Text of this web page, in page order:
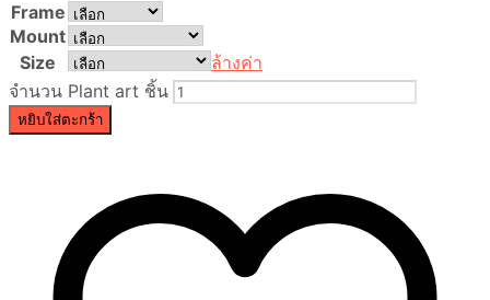
Frame
Mount
Size
ล้างค่า
จำนวน Plant art ชิ้น
หยิบใส่ตะกร้า